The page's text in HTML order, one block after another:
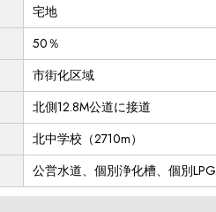
宅地
50％
市街化区域
北側12.8M公道に接道
北中学校（2710m）
公営水道、個別浄化槽、個別LPG